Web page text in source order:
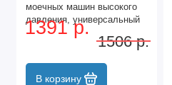
моечных машин высокого
давления, универсальный
Denzel
1391 р.
1506 р.
В корзину